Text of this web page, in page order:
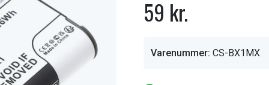
59 kr.
Varenummer: CS-BX1MX